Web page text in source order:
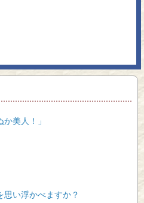
美人！」
い浮かべますか？